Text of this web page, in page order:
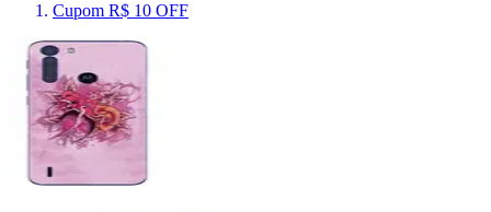
Cupom R$ 10 OFF